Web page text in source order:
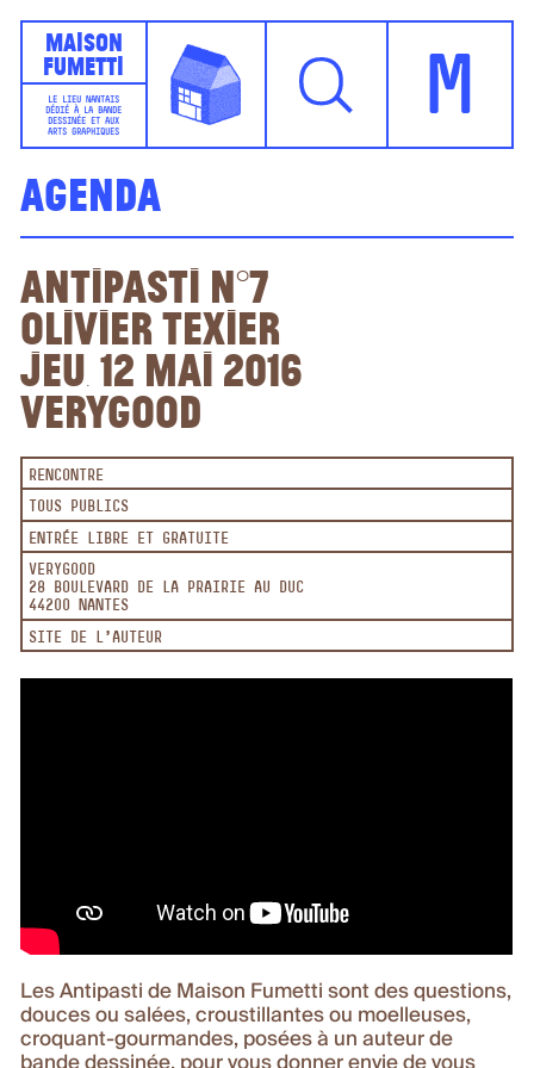
Maison
Fumetti
LE LIEU NANTAIS
DÉDIÉ À LA BANDE
DESSINÉE ET AUX
ARTS GRAPHIQUES
M
Agenda
Antipasti n°7
Olivier Texier
Jeu. 12 mai 2016
VeryGood
RENCONTRE
TOUS PUBLICS
ENTRÉE LIBRE ET GRATUITE
VERYGOOD
28 BOULEVARD DE LA PRAIRIE AU DUC
44200 NANTES
SITE DE L'AUTEUR
Les Antipasti de Maison Fumetti sont des questions,
douces ou salées, croustillantes ou moelleuses,
croquant-gourmandes, posées à un auteur de
bande dessinée, pour vous donner envie de vous